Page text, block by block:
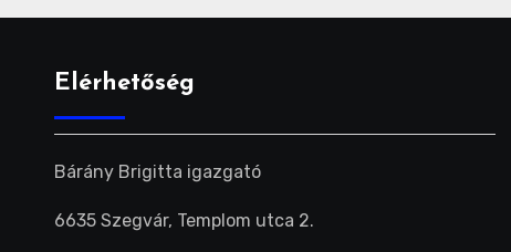
Elérhetőség
Bárány Brigitta igazgató
6635 Szegvár, Templom utca 2.